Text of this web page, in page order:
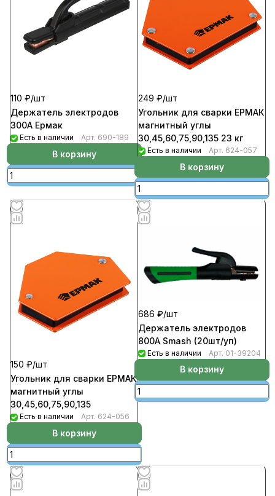
110 ₽/шт
Держатель электродов
300А Ермак
Есть в наличии Арт. 690-189
В корзину
249 ₽/шт
Угольник для сварки ЕРМАК
магнитный углы
30,45,60,75,90,135 23 кг
Есть в наличии Арт. 624-057
В корзину
150 ₽/шт
Угольник для сварки ЕРМАК
магнитный углы
30,45,60,75,90,135
Есть в наличии Арт. 624-056
В корзину
686 ₽/шт
Держатель электродов
800А Smash (20шт/уп)
Есть в наличии Арт. 01-39204
В корзину